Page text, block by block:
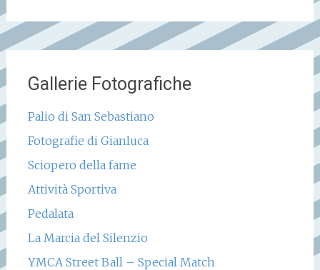
Gallerie Fotografiche
Palio di San Sebastiano
Fotografie di Gianluca
Sciopero della fame
Attività Sportiva
Pedalata
La Marcia del Silenzio
YMCA Street Ball – Special Match